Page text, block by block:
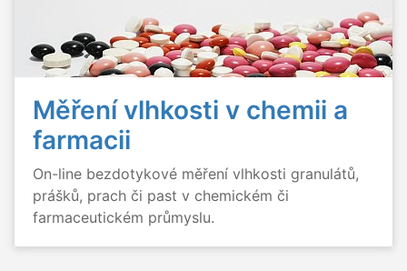
Měření vlhkosti v chemii a
farmacii
On-line bezdotykové měření vlhkosti granulátů,
prášků, prach či past v chemickém či
farmaceutickém průmyslu.